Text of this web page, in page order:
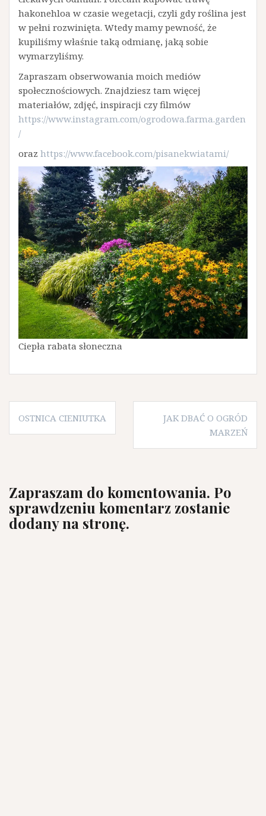
hakonehloa w czasie wegetacji, czyli gdy roślina jest
w pełni rozwinięta. Wtedy mamy pewność, że
kupiliśmy właśnie taką odmianę, jaką sobie
wymarzyliśmy.
Zapraszam obserwowania moich mediów
społecznościowych. Znajdziesz tam więcej
materiałów, zdjęć, inspiracji czy filmów
https://www.instagram.com/ogrodowa.farma.garden
/
oraz https://www.facebook.com/pisanekwiatami/
Ciepła rabata słoneczna
Nawigacja
wpisu
OSTNICA CIENIUTKA
JAK DBAĆ O OGRÓD
MARZEŃ
Zapraszam do komentowania. Po
sprawdzeniu komentarz zostanie
dodany na stronę.